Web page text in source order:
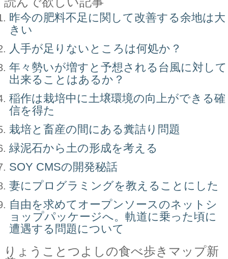
昨今の肥料不足に関して改善する余地は大
きい
人手が足りないところは何処か？
年々勢いが増すと予想される台風に対して
出来ることはあるか？
稲作は栽培中に土壌環境の向上ができる確
信を得た
栽培と畜産の間にある糞詰り問題
緑泥石から土の形成を考える
SOY CMSの開発秘話
妻にプログラミングを教えることにした
自由を求めてオープンソースのネットシ
ョップパッケージへ。軌道に乗った頃に
遭遇する問題について
りょうことつよしの食べ歩きマップ新